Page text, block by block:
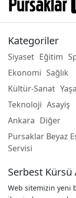
Kategoriler
Siyaset Eğitim
Ekonomi Sağlık
Kültür-Sanat
Teknoloji Asayiş
Ankara Diğer
Pursaklar Beyaz
Servisi
Serbest
Web sitemizin yeni